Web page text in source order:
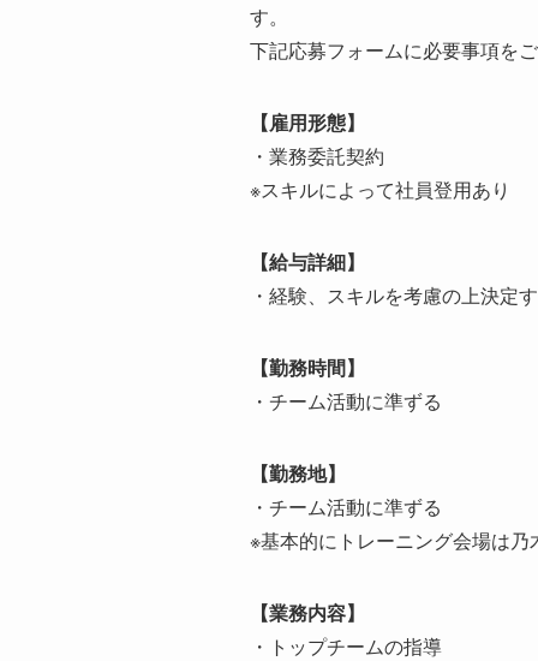
す。
下記応募フォームに必要事項を
【雇用形態】
・業務委託契約
※スキルによって社員登用あり
【給与詳細】
・経験、スキルを考慮の上決定
【勤務時間】
・チーム活動に準ずる
【勤務地】
・チーム活動に準ずる
※基本的にトレーニング会場は
【業務内容】
・トップチームの指導